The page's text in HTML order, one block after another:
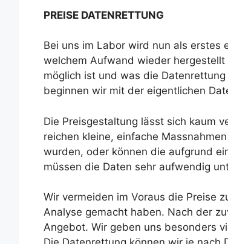
PREISE DATENRETTUNG
Bei uns im Labor wird nun als erstes
welchem Aufwand wieder
möglich ist und was die
beginnen wir mit der eigentlichen
Die Preisgestaltung lässt sich kaum
reichen kleine, einfache
wurden, oder können die aufgrund
müssen die Daten sehr aufwendig
Wir vermeiden im Voraus die Preise
Analyse gemacht haben. Nach der
Angebot. Wir geben uns besonders